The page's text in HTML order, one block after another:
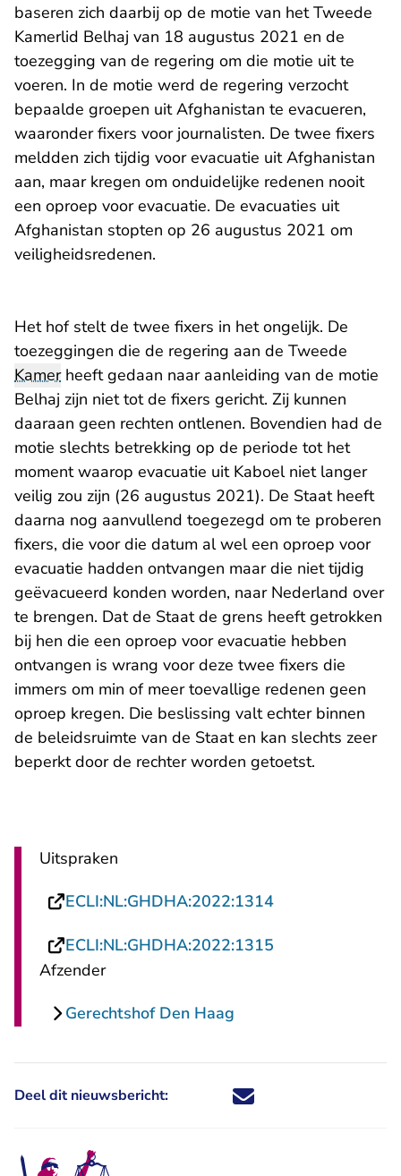
baseren zich daarbij op de motie van het Tweede
Kamerlid Belhaj van 18 augustus 2021 en de
toezegging van de regering om die motie uit te
voeren. In de motie werd de regering verzocht
bepaalde groepen uit Afghanistan te evacueren,
waaronder fixers voor journalisten. De twee fixers
meldden zich tijdig voor evacuatie uit Afghanistan
aan, maar kregen om onduidelijke redenen nooit
een oproep voor evacuatie. De evacuaties uit
Afghanistan stopten op 26 augustus 2021 om
veiligheidsredenen.
Het hof stelt de twee fixers in het ongelijk. De
toezeggingen die de regering aan de Tweede
Kamerheeft gedaan naar aanleiding van de motie
Belhaj zijn niet tot de fixers gericht. Zij kunnen
daaraan geen rechten ontlenen. Bovendien had de
motie slechts betrekking op de periode tot het
moment waarop evacuatie uit Kaboel niet langer
veilig zou zijn (26 augustus 2021). De Staat heeft
daarna nog aanvullend toegezegd om te proberen
fixers, die voor die datum al wel een oproep voor
evacuatie hadden ontvangen maar die niet tijdig
geëvacueerd konden worden, naar Nederland over
te brengen. Dat de Staat de grens heeft getrokken
bij hen die een oproep voor evacuatie hebben
ontvangen is wrang voor deze twee fixers die
immers om min of meer toevallige redenen geen
oproep kregen. Die beslissing valt echter binnen
de beleidsruimte van de Staat en kan slechts zeer
beperkt door de rechter worden getoetst.
Uitspraken
ECLI:NL:GHDHA:2022:1314- U verlaat
ECLI:NL:GHDHA:2022:1315
Afzender
Gerechtshof Den Haag
Deel dit nieuwsbericht: Deel dit nieuwsbericht via X -
Deel dit nieuwsbericht via
Deel dit nieuwsbericht
Deel dit